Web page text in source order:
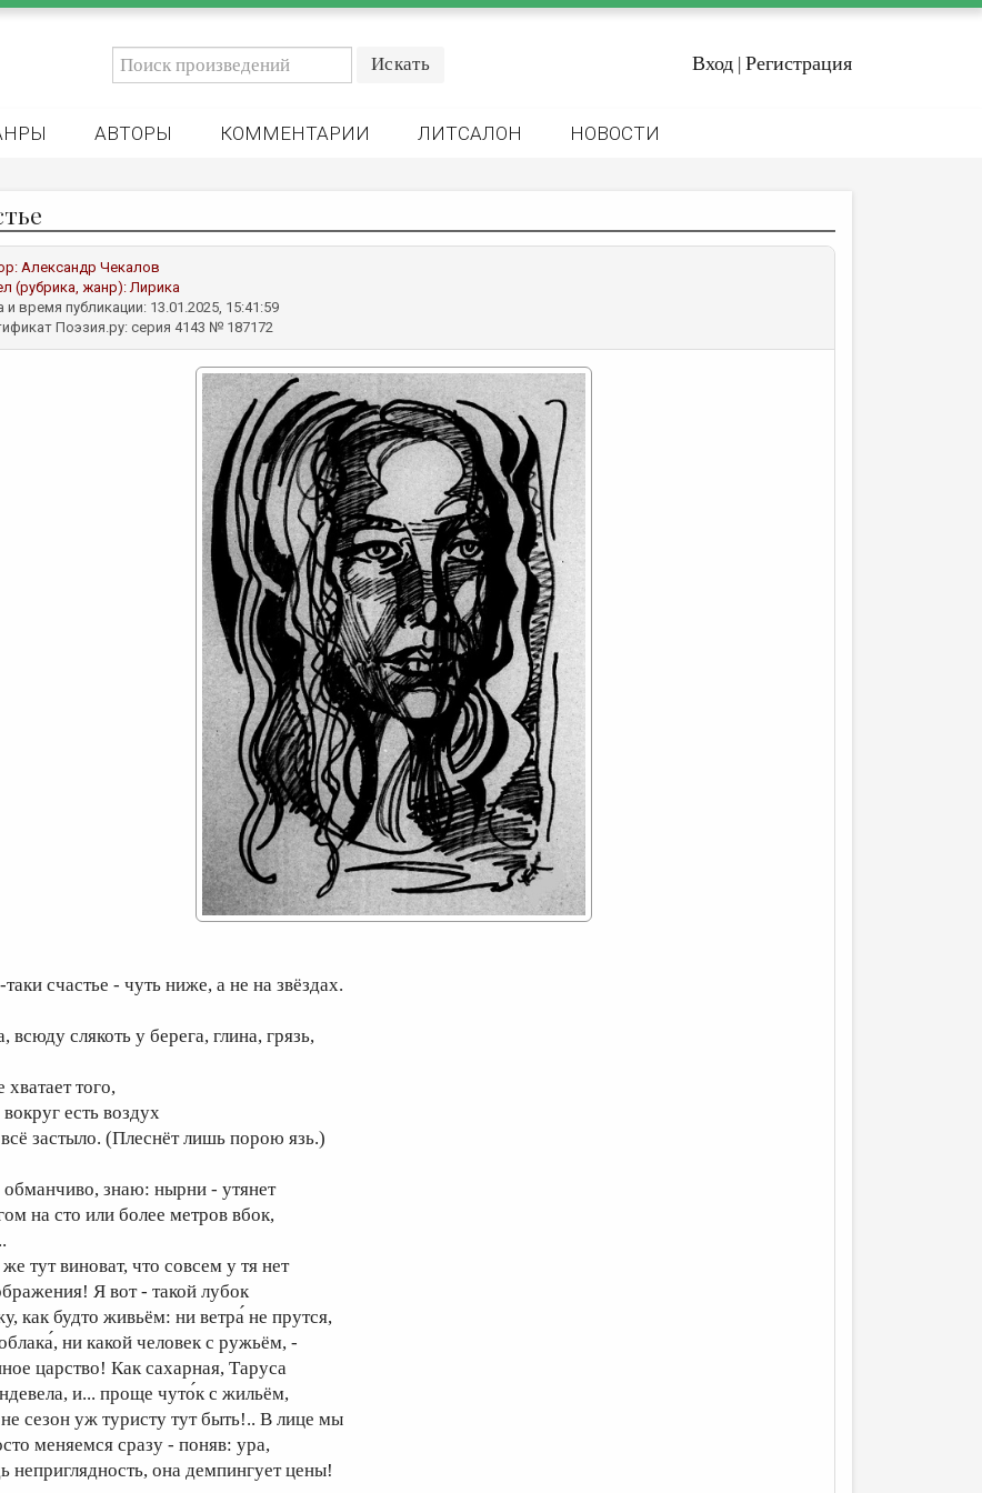
Вход | Регистрация
АВТОРЫ КОММЕНТАРИИ ЛИТСАЛОН НОВОСТИ
Александр Чекалов
(рубрика, жанр):Лирика
и время публикации: 13.01.2025, 15:41:59
Поэзия.ру: серия 4143 № 187172
счастье - чуть ниже, а не на звёздах.
всюду слякоть у берега, глина, грязь,
того,
есть воздух
застыло. (Плеснёт лишь порою язь.)
обманчиво, знаю: нырни - утянет
на сто или более метров вбок,
тут виноват, что совсем у тя нет
Я вот - такой лубок
как будто живьём: ни ветра́ не прутся,
ни какой человек с ружьём, -
царство! Как сахарная, Таруса
и... проще чуто́к с жильём,
сезон уж туристу тут быть!.. В лице мы
меняемся сразу - поняв: ура,
неприглядность, она демпингует цены!